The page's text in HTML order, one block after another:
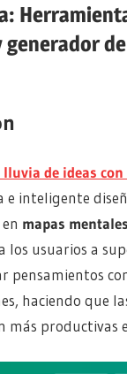
generador
de ideas con
inteligente
mapas
los usuarios a
pensamientos
haciendo que
más productivas